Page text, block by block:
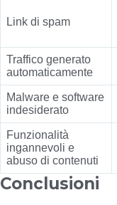
Link di spam
Traffico generato
automaticamente
Malware e software
indesiderato
Funzionalità
ingannevoli e
abuso di contenuti
Conclusioni